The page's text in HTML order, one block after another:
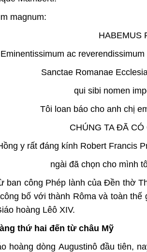
magnum:
HABEMUS
Eminentissimum ac
Sanctae Romanae
qui sibi nomen
Tôi loan báo cho anh chị
CHÚNG TA ĐÃ CÓ
y rất đáng kính Robert Francis
ngài đã chọn cho mình
ban công Phép lành của Đền thờ
bố với thành Rôma và toàn
hoàng Lêô XIV.
thứ hai đến từ châu Mỹ
hoàng dòng Augustinô đầu tiên,